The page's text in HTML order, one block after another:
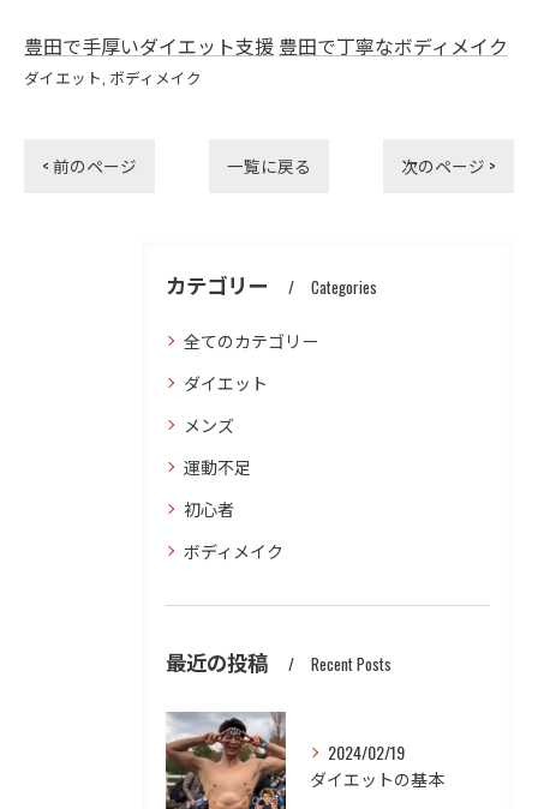
豊田で手厚いダイエット支援 豊田で丁寧なボディメイク
ダイエット ボディメイク
< 前のページ 一覧に戻る 次のページ >
カテゴリー Categories
全てのカテゴリー
ダイエット
メンズ
運動不足
初心者
ボディメイク
最近の投稿 Recent Posts
2024/02/19
ダイエットの基本